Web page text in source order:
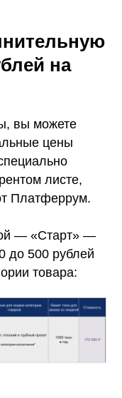
на
вы можете
цены
листе,
Платферрум.
— «Старт» —
до 500 рублей
товара: